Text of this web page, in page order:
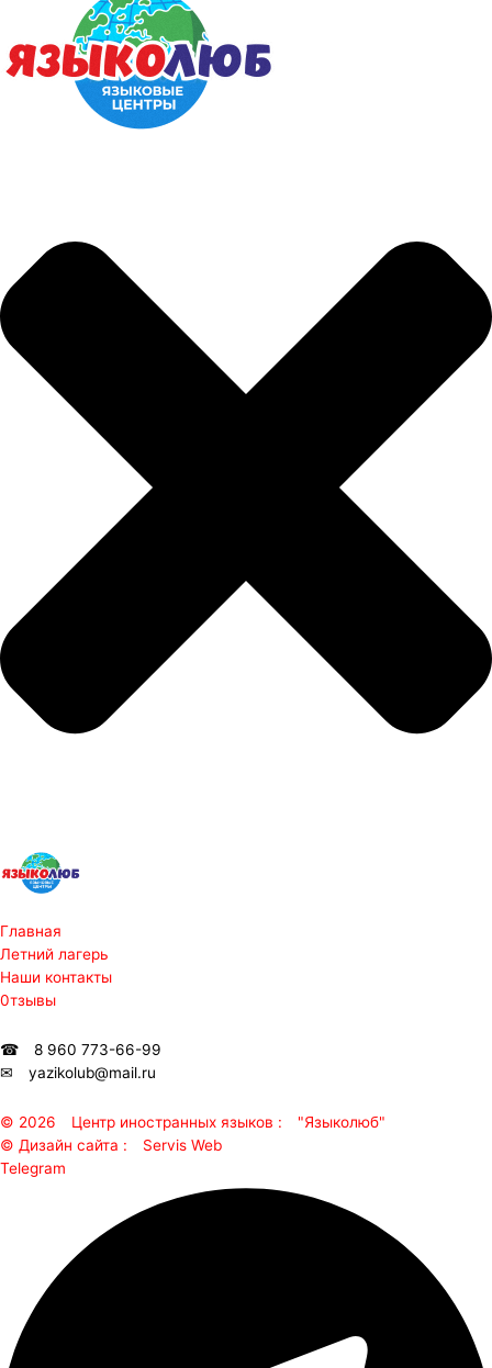
Главная
Летний лагерь
Наши контакты
0тзывы
☎ ⠀8 960 773-66-99
✉ ⠀yazikolub@mail.ru
© 2026⠀ Центр иностранных языков :⠀ "Языколюб"
© Дизайн сайта :⠀ Servis Web
Telegram